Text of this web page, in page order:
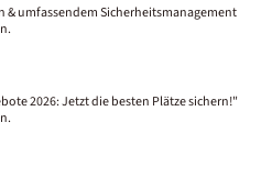
umfassendem Sicherheitsmanagement
2026: Jetzt die besten Plätze sichern!"